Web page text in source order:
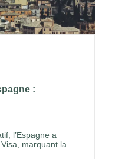
:
l’Espagne a
marquant la